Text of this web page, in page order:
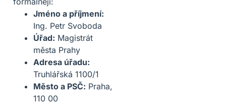
Jméno a příjmení:
Ing. Petr Svoboda
Úřad: Magistrát
města Prahy
Adresa úřadu:
Truhlářská 1100/1
Město a PSČ: Praha,
110 00